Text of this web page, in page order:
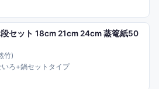
セット 18cm 21cm 24cm 蒸篭紙50
竹)
ろ+鍋セットタイプ